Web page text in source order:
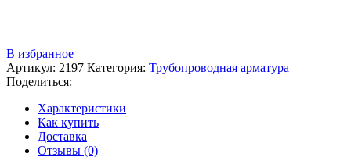
В избранное
Артикул: 2197 Категория: Трубопроводная арматура
Поделиться:
Характеристики
Как купить
Доставка
Отзывы (0)